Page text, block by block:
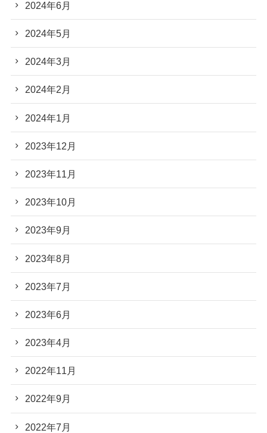
2024年6月
2024年5月
2024年3月
2024年2月
2024年1月
2023年12月
2023年11月
2023年10月
2023年9月
2023年8月
2023年7月
2023年6月
2023年4月
2022年11月
2022年9月
2022年7月